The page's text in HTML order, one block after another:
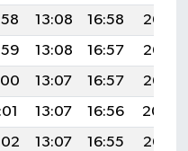
13:08 16:58
20:08
13:08 16:57
20:06
13:07 16:57
20:05
13:07 16:56
20:04
13:07 16:55
20:02